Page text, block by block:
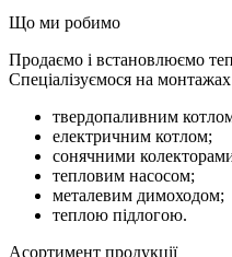
Що ми робимо
Продаємо і встановлюємо
Спеціалізуємося на
твердопаливним
електричним котлом;
сонячними
тепловим насосом;
металевим димоходом;
теплою підлогою.
Асортимент продукції